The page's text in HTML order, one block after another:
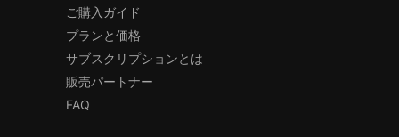
ご購入ガイド
プランと価格
サブスクリプションとは
販売パートナー
FAQ